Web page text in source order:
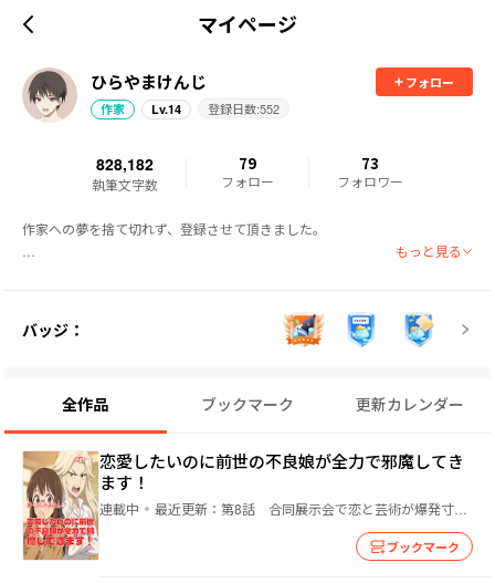
マイページ
ひらやまけんじ
フォロー
作家
Lv.14 登録日数:552
828,182
執筆文字数
79
フォロー
73
フォロワー
作家への夢を捨て切れず、登録させて頂きました。
特撮はウルトラマン、仮面ライダー、戦隊、ゴジラシリーズなど、全般的に
好きです。
最近では、きらら作品などの日常系のアニメを好んで観てます（笑）。
ゲームは、スーパーロボット大戦シリーズ、ミステリー系を好んでプレイし
ております。
また、ライターとして特撮、アニメ、オカルトの関連本に記事を寄稿した事
があります。
もっと見る
バッジ：
全作品 ブックマーク 更新カレンダー
恋愛したいのに前世の不良娘が全力で邪魔してき
ます！
連載中 最近更新： 第8話 合同展示会で恋と芸術が爆発寸前？ 〜アニメ部vs美術部のラブバトルロワイアル勃発〜
ブックマーク